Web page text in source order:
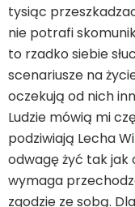
tysiąc
nie potrafi
to rzadko siebie
scenariusze na
oczekują od nich
Ludzie mówią mi
podziwiają Lecha
odwagę żyć tak jak
wymaga
zgodzie ze sobą.